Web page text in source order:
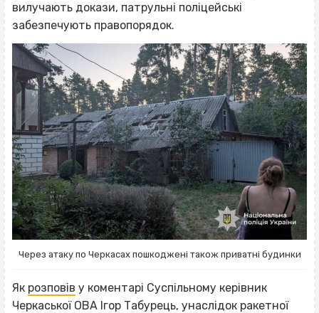
вилучають докази, патрульні поліцейські
забезпечують правопорядок.
Через атаку по Черкасах пошкоджені також приватні будинки
Як розповів у коментарі Суспільному керівник
Черкаської ОВА Ігор Табурець, унаслідок ракетної